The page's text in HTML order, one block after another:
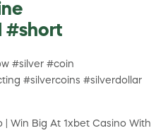
#short
#silver #coin
#silvercoins #silverdollar
| Win Big At 1xbet Casino With